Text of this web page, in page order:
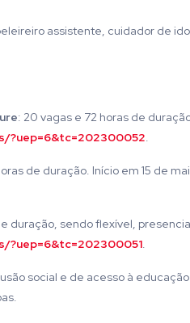
assistente, cuidador de
: 20 vagas e 72 horas de
?uep=6&tc=202300052.
de duração. Início em 15 de
duração, sendo flexível,
?uep=6&tc=202300051.
social e de acesso à